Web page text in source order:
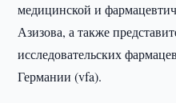
медицинской и
Азизова, а также
исследовательских
Германии (vfa).